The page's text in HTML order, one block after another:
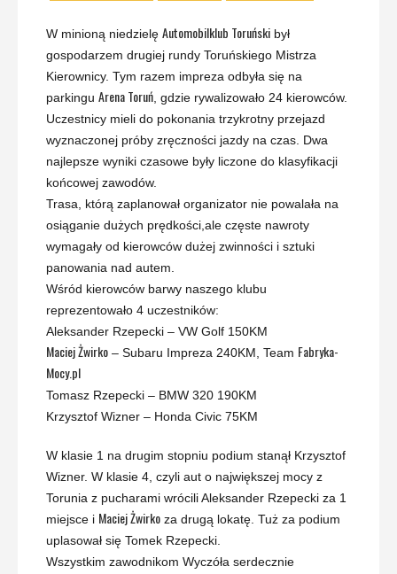
W minioną niedzielę Automobilklub Toruński był
gospodarzem drugiej rundy Toruńskiego Mistrza
Kierownicy. Tym razem impreza odbyła się na
parkingu Arena Toruń, gdzie rywalizowało 24 kierowców.
Uczestnicy mieli do pokonania trzykrotny przejazd
wyznaczonej próby zręczności jazdy na czas. Dwa
najlepsze wyniki czasowe były liczone do klasyfikacji
końcowej zawodów.
Trasa, którą zaplanował organizator nie powalała na
osiąganie dużych prędkości,ale częste nawroty
wymagały od kierowców dużej zwinności i sztuki
panowania nad autem.
Wśród kierowców barwy naszego klubu
reprezentowało 4 uczestników:
Aleksander Rzepecki – VW Golf 150KM
Maciej Żwirko – Subaru Impreza 240KM, Team Fabryka-
Mocy.pl
Tomasz Rzepecki – BMW 320 190KM
Krzysztof Wizner – Honda Civic 75KM
W klasie 1 na drugim stopniu podium stanął Krzysztof
Wizner. W klasie 4, czyli aut o największej mocy z
Torunia z pucharami wrócili Aleksander Rzepecki za 1
miejsce i Maciej Żwirko za drugą lokatę. Tuż za podium
uplasował się Tomek Rzepecki.
Wszystkim zawodnikom Wyczóła serdecznie